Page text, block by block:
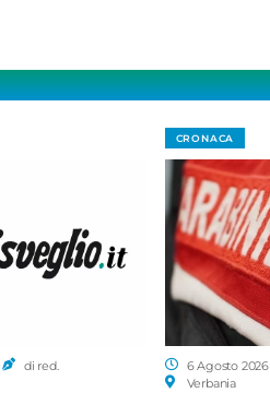
di red.
CRONACA
6 Agosto 2026
Verbania